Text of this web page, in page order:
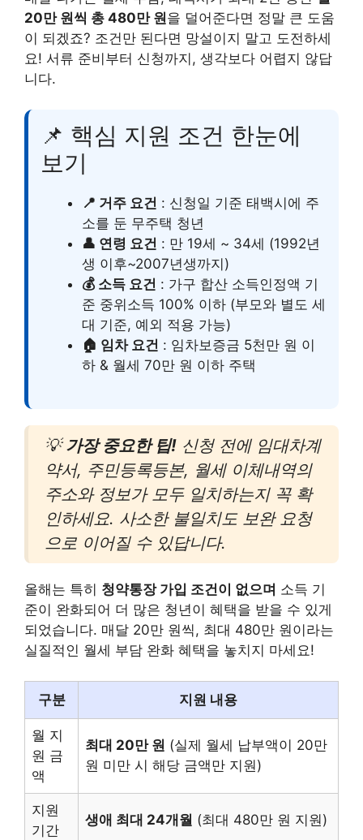
20만 원씩 총 480만 원을 덜어준다면 정말 큰 도움
이 되겠죠? 조건만 된다면 망설이지 말고 도전하세
요! 서류 준비부터 신청까지, 생각보다 어렵지 않답
니다.
📌 핵심 지원 조건 한눈에
보기
📍 거주 요건 : 신청일 기준 태백시에 주
소를 둔 무주택 청년
👤 연령 요건 : 만 19세 ~ 34세 (1992년
생 이후~2007년생까지)
💰 소득 요건 : 가구 합산 소득인정액 기
준 중위소득 100% 이하 (부모와 별도 세
대 기준, 예외 적용 가능)
🏠 임차 요건 : 임차보증금 5천만 원 이
하 & 월세 70만 원 이하 주택
💡가장 중요한 팁! 신청 전에 임대차계
약서, 주민등록등본, 월세 이체내역의
주소와 정보가 모두 일치하는지 꼭 확
인하세요. 사소한 불일치도 보완 요청
으로 이어질 수 있답니다.
올해는 특히 청약통장 가입 조건이 없으며 소득 기
준이 완화되어 더 많은 청년이 혜택을 받을 수 있게
되었습니다. 매달 20만 원씩, 최대 480만 원이라는
실질적인 월세 부담 완화 혜택을 놓치지 마세요!
구분 지원 내용
월 지
원 금
액
최대 20만 원 (실제 월세 납부액이 20만
원 미만 시 해당 금액만 지원)
지원
기간
생애 최대 24개월 (최대 480만 원 지원)